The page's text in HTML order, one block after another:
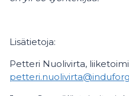
Lisätietoja:
Petteri Nuolivirta,